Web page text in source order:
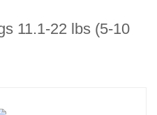
11.1-22 lbs (5-10